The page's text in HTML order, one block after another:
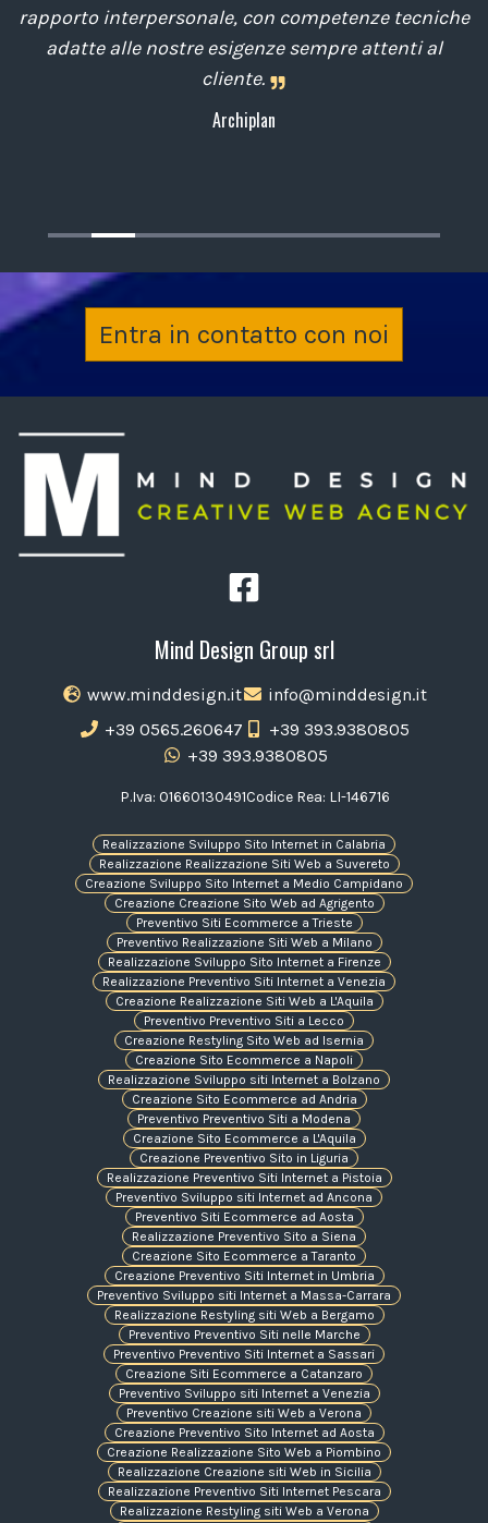
rapporto interpersonale, con competenze tecniche
adatte alle nostre esigenze sempre attenti al
cliente.
Archiplan
Entra in contatto con noi
Mind Design Group srl
www.minddesign.it
info@minddesign.it
+39 0565.260647
+39 393.9380805
+39 393.9380805
P.Iva: 01660130491Codice Rea: LI-146716
Realizzazione Sviluppo Sito Internet in Calabria
Realizzazione Realizzazione Siti Web a Suvereto
Creazione Sviluppo Sito Internet a Medio Campidano
Creazione Creazione Sito Web ad Agrigento
Preventivo Siti Ecommerce a Trieste
Preventivo Realizzazione Siti Web a Milano
Realizzazione Sviluppo Sito Internet a Firenze
Realizzazione Preventivo Siti Internet a Venezia
Creazione Realizzazione Siti Web a L'Aquila
Preventivo Preventivo Siti a Lecco
Creazione Restyling Sito Web ad Isernia
Creazione Sito Ecommerce a Napoli
Realizzazione Sviluppo siti Internet a Bolzano
Creazione Sito Ecommerce ad Andria
Preventivo Preventivo Siti a Modena
Creazione Sito Ecommerce a L'Aquila
Creazione Preventivo Sito in Liguria
Realizzazione Preventivo Siti Internet a Pistoia
Preventivo Sviluppo siti Internet ad Ancona
Preventivo Siti Ecommerce ad Aosta
Realizzazione Preventivo Sito a Siena
Creazione Sito Ecommerce a Taranto
Creazione Preventivo Siti Internet in Umbria
Preventivo Sviluppo siti Internet a Massa-Carrara
Realizzazione Restyling siti Web a Bergamo
Preventivo Preventivo Siti nelle Marche
Preventivo Preventivo Siti Internet a Sassari
Creazione Siti Ecommerce a Catanzaro
Preventivo Sviluppo siti Internet a Venezia
Preventivo Creazione siti Web a Verona
Creazione Preventivo Sito Internet ad Aosta
Creazione Realizzazione Sito Web a Piombino
Realizzazione Creazione siti Web in Sicilia
Realizzazione Preventivo Siti Internet Pescara
Realizzazione Restyling siti Web a Verona